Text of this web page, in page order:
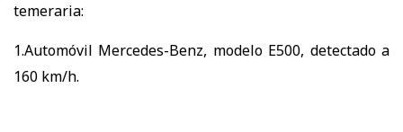
temeraria:
1.Automóvil Mercedes-Benz, modelo E500, detectado a
160 km/h.